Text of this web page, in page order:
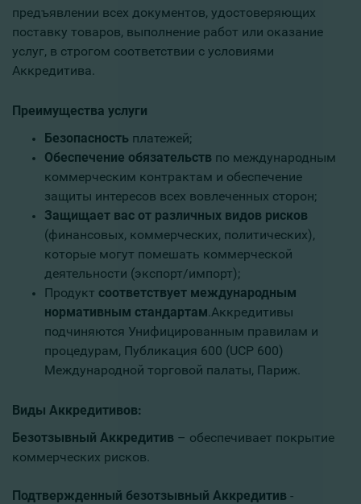
предъявлении всех документов, удостоверяющих
поставку товаров, выполнение работ или оказание
услуг, в строгом соответствии с условиями
Аккредитива.
Преимущества услуги
Безопасность платежей;
Обеспечение обязательств по международным
коммерческим контрактам и обеспечение
защиты интересов всех вовлеченных сторон;
Защищает вас от различных видов рисков
(финансовых, коммерческих, политических),
которые могут помешать коммерческой
деятельности (экспорт/импорт);
Продукт соответствует международным
нормативным стандартам.Аккредитивы
подчиняются Унифицированным правилам и
процедурам, Публикация 600 (UCP 600)
Международной торговой палаты, Париж.
Виды Аккредитивов:
Безотзывный Aккредитив – обеспечивает покрытие
коммерческих рисков.
Подтвержденный безотзывный Aккредитив -